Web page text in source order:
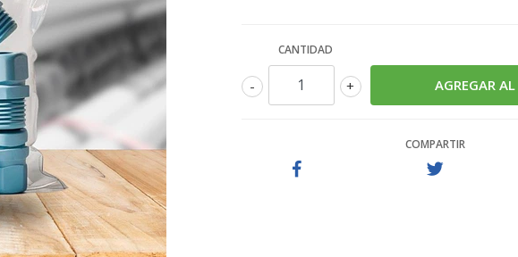
CANTIDAD
+
-
COMPARTIR